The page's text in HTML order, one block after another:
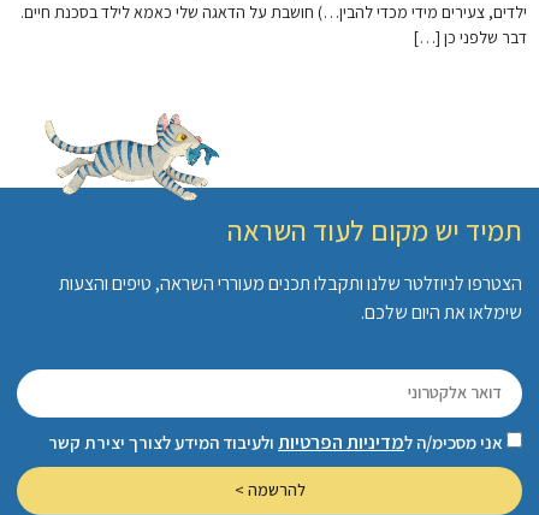
ילדים, צעירים מידי מכדי להבין…) חושבת על הדאגה שלי כאמא לילד בסכנת חיים.
דבר שלפני כן […]
תמיד יש מקום לעוד השראה
הצטרפו לניוזלטר שלנו ותקבלו תכנים מעוררי השראה, טיפים והצעות
שימלאו את היום שלכם.
אני מסכימ/ה למדיניות הפרטיות ולעיבוד המידע לצורך יצירת קשר
להרשמה >